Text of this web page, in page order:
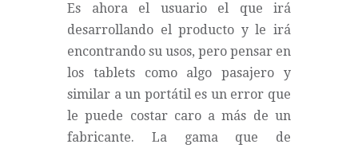
Es ahora el usuario el que irá
desarrollando el producto y le irá
encontrando su usos, pero pensar en
los tablets como algo pasajero y
similar a un portátil es un error que
le puede costar caro a más de un
fabricante. La gama que de